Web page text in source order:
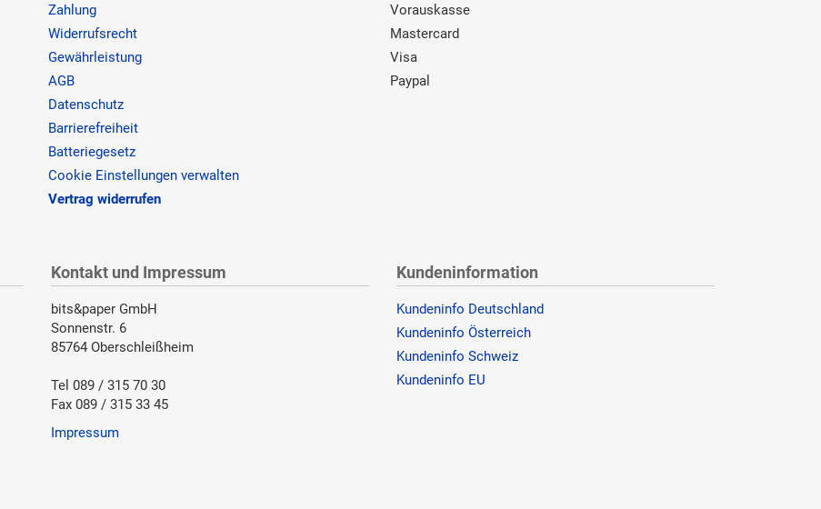
Zahlung
Widerrufsrecht
Gewährleistung
AGB
Datenschutz
Barrierefreiheit
Batteriegesetz
Cookie Einstellungen verwalten
Vertrag widerrufen
Vorauskasse
Mastercard
Visa
Paypal
Kontakt und Impressum
bits&paper GmbH
Sonnenstr. 6
85764 Oberschleißheim
Tel 089 / 315 70 30
Fax 089 / 315 33 45
Impressum
Kundeninformation
Kundeninfo Deutschland
Kundeninfo Österreich
Kundeninfo Schweiz
Kundeninfo EU